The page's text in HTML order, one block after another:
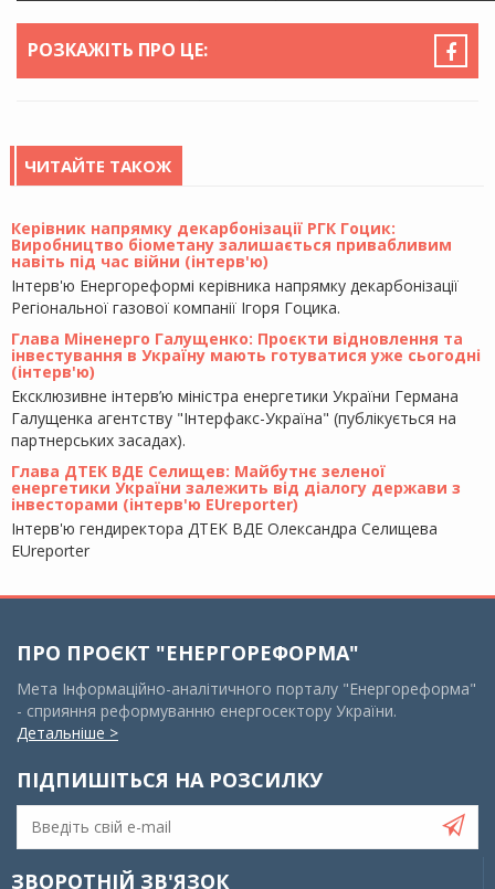
РОЗКАЖІТЬ ПРО ЦЕ:
ЧИТАЙТЕ ТАКОЖ
Керівник напрямку декарбонізації РГК Гоцик:
Виробництво біометану залишається привабливим
навіть під час війни (інтерв'ю)
Інтерв'ю Енергореформі керівника напрямку декарбонізації
Регіональної газової компанії Ігоря Гоцика.
Глава Міненерго Галущенко: Проєкти відновлення та
інвестування в Україну мають готуватися уже сьогодні
(інтерв'ю)
Ексклюзивне інтерв’ю міністра енергетики України Германа
Галущенка агентству "Інтерфакс-Україна" (публікується на
партнерських засадах).
Глава ДТЕК ВДЕ Селищев: Майбутнє зеленої
енергетики України залежить від діалогу держави з
інвесторами (інтерв'ю EUreporter)
Інтерв'ю гендиректора ДТЕК ВДЕ Олександра Селищева
EUreporter
ПРО ПРОЄКТ "ЕНЕРГОРЕФОРМА"
Мета Інформаційно-аналітичного порталу "Енергореформа"
- сприяння реформуванню енергосектору України.
Детальніше >
ПІДПИШІТЬСЯ НА РОЗСИЛКУ
ЗВОРОТНІЙ ЗВ'ЯЗОК